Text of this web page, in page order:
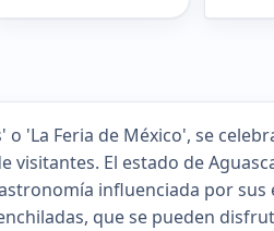
o 'La Feria de México', se
visitantes. El estado de
influenciada por sus
que se pueden